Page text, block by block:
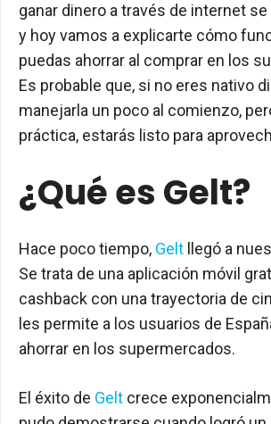
ganar dinero a través de internet
y hoy vamos a explicarte cómo
puedas ahorrar al comprar en los
Es probable que, si no eres nativo
manejarla un poco al comienzo,
práctica, estarás listo para
¿Qué es Gelt?
Hace poco tiempo, Gelt llegó a
Se trata de una aplicación móvil
cashback con una trayectoria de
les permite a los usuarios de
ahorrar en los supermercados.
El éxito de Gelt crece